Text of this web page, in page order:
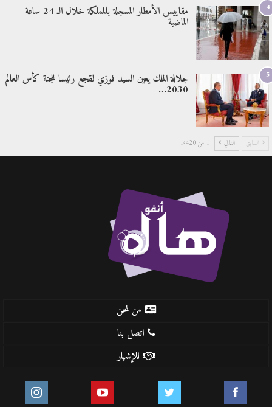
4 مقاييس الأمطار المسجلة بالمملكة خلال الـ 24 ساعة
الماضية
5 جلالة الملك يعين السيد فوزي لقجع رئيسا للجنة كأس العالم
2030…
السابق التالي 1 من 1٬420
من نحن
اتصل بنا
للإشهار